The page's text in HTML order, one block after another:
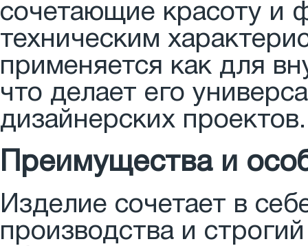
сочетающие красоту и
техническим
применяется как для
что делает его
дизайнерских проектов.
Преимущества и
Изделие сочетает в
производства и